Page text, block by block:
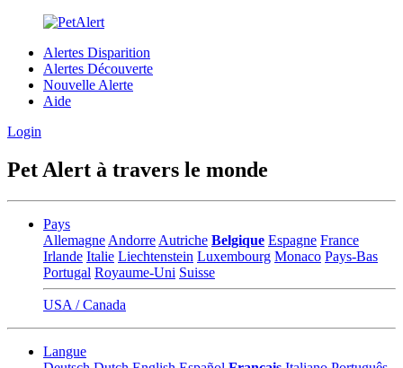
Alertes Disparition
Alertes Découverte
Nouvelle Alerte
Aide
Login
Pet Alert à travers le monde
Pays
Allemagne Andorre Autriche Belgique Espagne France
Irlande Italie Liechtenstein Luxembourg Monaco Pays-Bas
Portugal Royaume-Uni Suisse
USA / Canada
Langue